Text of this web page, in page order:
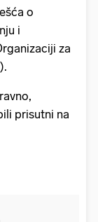
o
i
za
prisutni na